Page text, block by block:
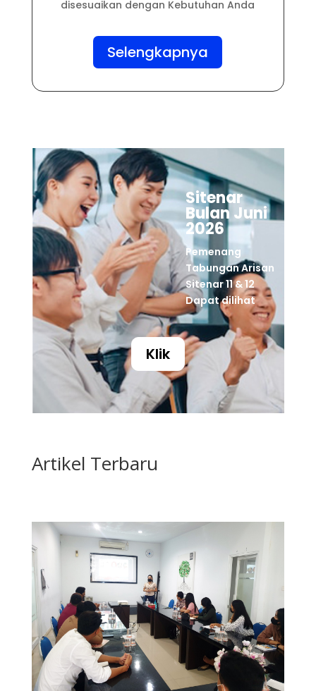
disesuaikan dengan Kebutuhan Anda
Selengkapnya
Sitenar
Bulan Juni
2026
Pemenang
Tabungan Arisan
Sitenar 11 & 12
Dapat dilihat
Klik
Artikel Terbaru